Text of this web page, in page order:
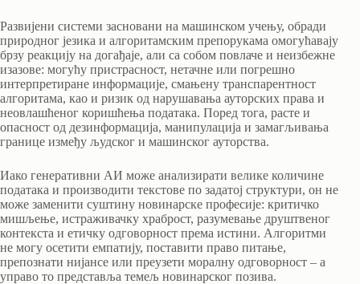
Развијени системи засновани на машинском учењу, обради
природног језика и алгоритамским препорукама омогућавају
брзу реакцију на догађаје, али са собом повлаче и неизбежне
изазове: могућу пристрасност, нетачне или погрешно
интерпретиране информације, смањену транспарентност
алгоритама, као и ризик од нарушавања ауторских права и
неовлашћеног коришћења података. Поред тога, расте и
опасност од дезинформација, манипулација и замагљивања
границе између људског и машинског ауторства.
Иако генеративни АИ може анализирати велике количине
података и производити текстове по задатој структури, он не
може заменити суштину новинарске професије: критичко
мишљење, истраживачку храброст, разумевање друштвеног
контекста и етичку одговорност према истини. Алгоритми
не могу осетити емпатију, поставити право питање,
препознати нијансе или преузети моралну одговорност – а
управо то представља темељ новинарског позива.